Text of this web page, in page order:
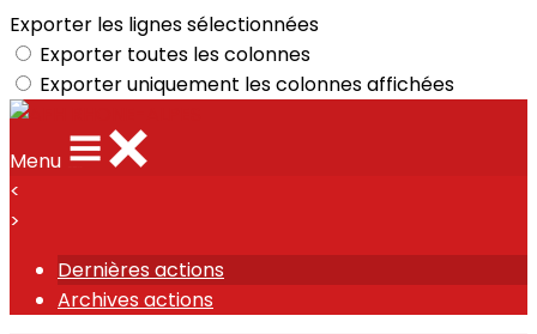
Exporter les lignes sélectionnées
Exporter toutes les colonnes
Exporter uniquement les colonnes affichées
Menu
<
>
Dernières actions
Archives actions